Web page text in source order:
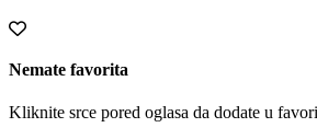
Nemate favorita
Kliknite srce pored oglasa da dodate u